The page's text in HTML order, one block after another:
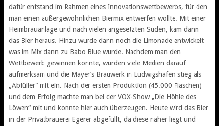
dafür entstand im Rahmen eines Innovationswettbewerbs, für den
man einen außergewöhnlichen Biermix entwerfen wollte. Mit einer
Heimbrauanlage und nach vielen angesetzten Suden, kam dann
das Bier heraus. Hinzu wurde dann noch die Limonade entwickelt
was im Mix dann zu Babo Blue wurde. Nachdem man den
Wettbewerb gewinnen konnte, wurden viele Medien darauf
aufmerksam und die Mayer’s Brauwerk in Ludwigshafen stieg als
„Abfüller“ mit ein. Nach der ersten Produktion (45.000 Flaschen)
und dem Erfolg machte man bei der VOX-Show „Die Höhle des
Löwen“ mit und konnte hier auch überzeugen. Heute wird das Bier
in der Privatbrauerei Egerer abgefüllt, da diese näher liegt und